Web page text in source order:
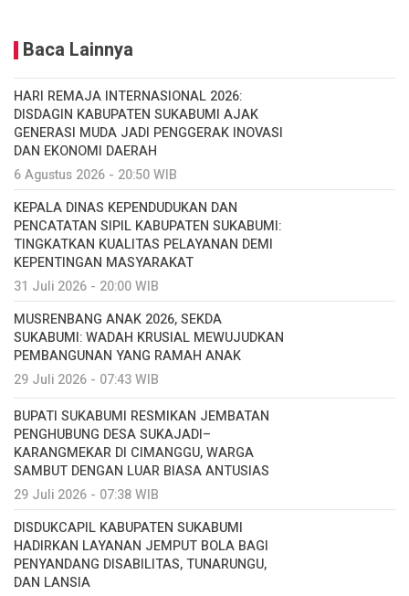
Baca Lainnya
HARI REMAJA INTERNASIONAL 2026:
DISDAGIN KABUPATEN SUKABUMI AJAK
GENERASI MUDA JADI PENGGERAK INOVASI
DAN EKONOMI DAERAH
6 Agustus 2026 - 20:50 WIB
KEPALA DINAS KEPENDUDUKAN DAN
PENCATATAN SIPIL KABUPATEN SUKABUMI:
TINGKATKAN KUALITAS PELAYANAN DEMI
KEPENTINGAN MASYARAKAT
31 Juli 2026 - 20:00 WIB
MUSRENBANG ANAK 2026, SEKDA
SUKABUMI: WADAH KRUSIAL MEWUJUDKAN
PEMBANGUNAN YANG RAMAH ANAK
29 Juli 2026 - 07:43 WIB
BUPATI SUKABUMI RESMIKAN JEMBATAN
PENGHUBUNG DESA SUKAJADI–
KARANGMEKAR DI CIMANGGU, WARGA
SAMBUT DENGAN LUAR BIASA ANTUSIAS
29 Juli 2026 - 07:38 WIB
DISDUKCAPIL KABUPATEN SUKABUMI
HADIRKAN LAYANAN JEMPUT BOLA BAGI
PENYANDANG DISABILITAS, TUNARUNGU,
DAN LANSIA